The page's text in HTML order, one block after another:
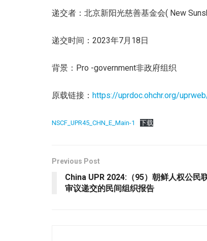
递交者：北京新阳光慈善基金会( New
递交时间：2023年7月18日
背景：Pro -government非政府组织
原载链接： https://uprdoc.ohchr.org/
NSCF_UPR45_CHN_E_Main-1 下载
Previous Post
China UPR 2024:（95）朝鲜人权公民
审议递交的民间组织报告